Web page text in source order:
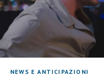
NEWS E ANTICIPAZIONI